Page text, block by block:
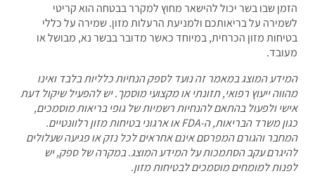
שבו בשר יכול להישאר מחוץ למקרר בבטחה הוא קריטי
על בריאותכם ולמניעת הרעלות מזון. שמירה על כללי
מזון הכרחית, במיוחד כאשר מדובר בבשר נא, מבושל או
המוצג במאמר זה נועד לספק הנחיות כלליות בלבד ואינו
ייעוץ רפואי, תזונתי או מקצועי מוסמך. יש להפעיל שיקול דעת
ולפעול בהתאם להנחיות רשמיות של גופי בריאות מוסמכים,
כגון משרד הבריאות, ה-FDA או ארגוני בטיחות מזון רלוונטיים.
והגורם המפרסם אינם אחראים לכל נזק או פגיעה שעלולים
עקב הסתמכות על המידע המוצג. במקרה של ספק, יש
למומחים מוסמכים לבטיחות מזון.